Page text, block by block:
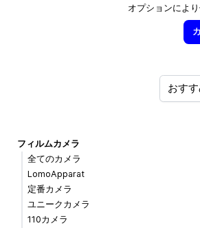
オプションによ
フィルムカメラ
全てのカメラ
LomoApparat
定番カメラ
ユニークカメラ
110カメラ